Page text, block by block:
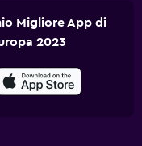
Migliore App di
2023